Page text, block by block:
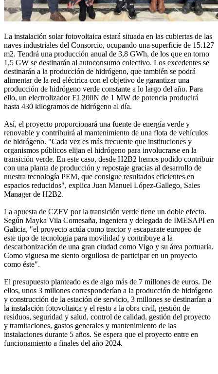
La instalación solar fotovoltaica estará situada en las cubiertas de las
naves industriales del Consorcio, ocupando una superficie de 15.127
m2. Tendrá una producción anual de 3,8 GWh, de los que en torno
1,5 GW se destinarán al autoconsumo colectivo. Los excedentes se
destinarán a la producción de hidrógeno, que también se podrá
alimentar de la red eléctrica con el objetivo de garantizar una
producción de hidrógeno verde constante a lo largo del año. Para
ello, un electrolizador EL200N de 1 MW de potencia producirá
hasta 430 kilogramos de hidrógeno al día.
Así, el proyecto proporcionará una fuente de energía verde y
renovable y contribuirá al mantenimiento de una flota de vehículos
de hidrógeno. "Cada vez es más frecuente que instituciones y
organismos públicos elijan el hidrógeno para involucrarse en la
transición verde. En este caso, desde H2B2 hemos podido contribuir
con una planta de producción y repostaje gracias al desarrollo de
nuestra tecnología PEM, que consigue resultados eficientes en
espacios reducidos", explica Juan Manuel López-Gallego, Sales
Manager de H2B2.
La apuesta de CZFV por la transición verde tiene un doble efecto.
Según Mayka Vila Comesaña, ingeniera y delegada de IMESAPI en
Galicia, "el proyecto actúa como tractor y escaparate europeo de
este tipo de tecnología para movilidad y contribuye a la
descarbonización de una gran ciudad como Vigo y su área portuaria.
Como viguesa me siento orgullosa de participar en un proyecto
como éste".
El presupuesto planteado es de algo más de 7 millones de euros. De
ellos, unos 3 millones corresponderían a la producción de hidrógeno
y construcción de la estación de servicio, 3 millones se destinarían a
la instalación fotovoltaica y el resto a la obra civil, gestión de
residuos, seguridad y salud, control de calidad, gestión del proyecto
y tramitaciones, gastos generales y mantenimiento de las
instalaciones durante 5 años. Se espera que el proyecto entre en
funcionamiento a finales del año 2024.